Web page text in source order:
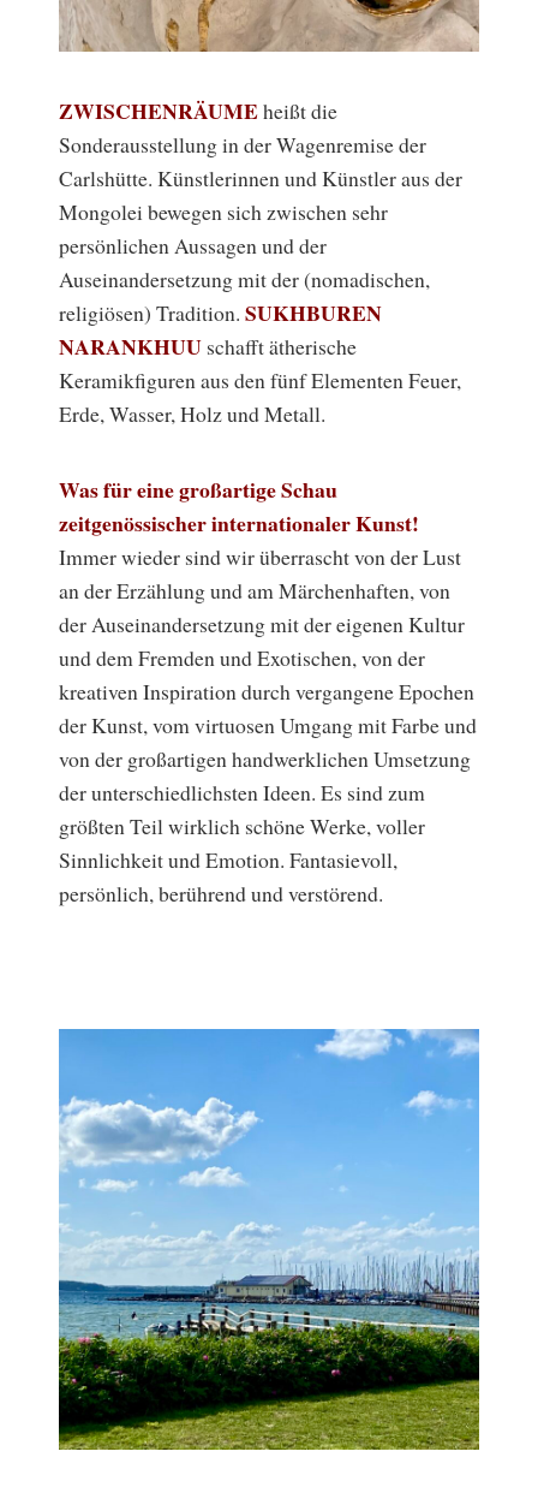
ZWISCHENRÄUMEheißt die
Sonderausstellung in der Wagenremise der
Carlshütte. Künstlerinnen und Künstler aus der
Mongolei bewegen sich zwischen sehr
persönlichen Aussagen und der
Auseinandersetzung mit der (nomadischen,
religiösen) Tradition. SUKHBUREN
NARANKHUUschafft ätherische
Keramikfiguren aus den fünf Elementen Feuer,
Erde, Wasser, Holz und Metall.
Was für eine großartige Schau
zeitgenössischer internationaler Kunst!
Immer wieder sind wir überrascht von der Lust
an der Erzählung und am Märchenhaften, von
der Auseinandersetzung mit der eigenen Kultur
und dem Fremden und Exotischen, von der
kreativen Inspiration durch vergangene Epochen
der Kunst, vom virtuosen Umgang mit Farbe und
von der großartigen handwerklichen Umsetzung
der unterschiedlichsten Ideen. Es sind zum
größten Teil wirklich schöne Werke, voller
Sinnlichkeit und Emotion. Fantasievoll,
persönlich, berührend und verstörend.